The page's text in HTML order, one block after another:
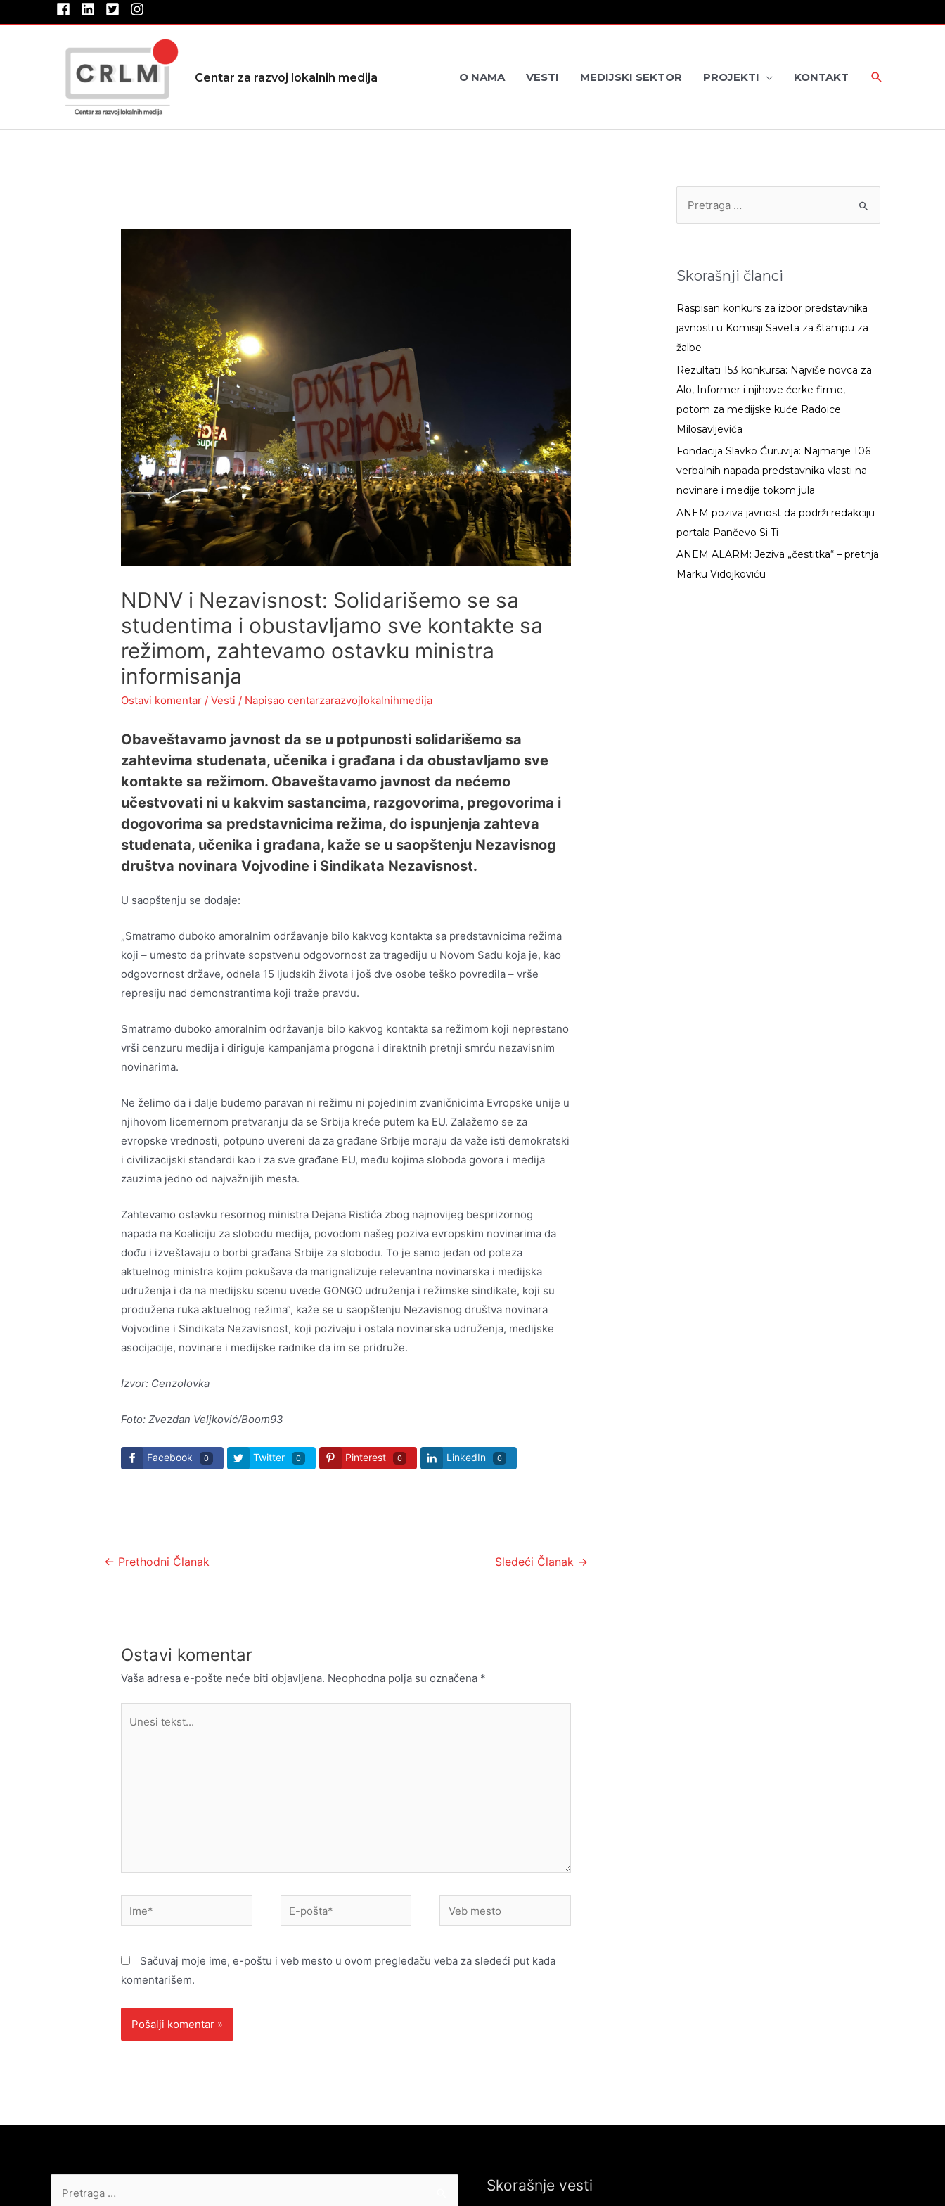
na
Centar za razvoj lokalnih medija O NAMA VESTI MEDIJSKI SEKTOR PROJEKTI KONTAKT
NDNV i Nezavisnost: Solidarišemo se sa
studentima i obustavljamo sve kontakte sa
režimom, zahtevamo ostavku ministra
informisanja
Ostavi komentar /Vesti / Napisao centarzarazvojlokalnihmedija
Obaveštavamo javnost da se u potpunosti solidarišemo sa
zahtevima studenata, učenika i građana i da obustavljamo sve
kontakte sa režimom. Obaveštavamo javnost da nećemo
učestvovati ni u kakvim sastancima, razgovorima, pregovorima i
dogovorima sa predstavnicima režima, do ispunjenja zahteva
studenata, učenika i građana, kaže se u saopštenju Nezavisnog
društva novinara Vojvodine i Sindikata Nezavisnost.
U saopštenju se dodaje:
„Smatramo duboko amoralnim održavanje bilo kakvog kontakta sa predstavnicima režima
koji – umesto da prihvate sopstvenu odgovornost za tragediju u Novom Sadu koja je, kao
odgovornost države, odnela 15 ljudskih života i još dve osobe teško povredila – vrše
represiju nad demonstrantima koji traže pravdu.
Smatramo duboko amoralnim održavanje bilo kakvog kontakta sa režimom koji neprestano
vrši cenzuru medija i diriguje kampanjama progona i direktnih pretnji smrću nezavisnim
novinarima.
Ne želimo da i dalje budemo paravan ni režimu ni pojedinim zvaničnicima Evropske unije u
njihovom licemernom pretvaranju da se Srbija kreće putem ka EU. Zalažemo se za
evropske vrednosti, potpuno uvereni da za građane Srbije moraju da važe isti demokratski
i civilizacijski standardi kao i za sve građane EU, među kojima sloboda govora i medija
zauzima jedno od najvažnijih mesta.
Zahtevamo ostavku resornog ministra Dejana Ristića zbog najnovijeg besprizornog
napada na Koaliciju za slobodu medija, povodom našeg poziva evropskim novinarima da
dođu i izveštavaju o borbi građana Srbije za slobodu. To je samo jedan od poteza
aktuelnog ministra kojim pokušava da marignalizuje relevantna novinarska i medijska
udruženja i da na medijsku scenu uvede GONGO udruženja i režimske sindikate, koji su
produžena ruka aktuelnog režima“, kaže se u saopštenju Nezavisnog društva novinara
Vojvodine i Sindikata Nezavisnost, koji pozivaju i ostala novinarska udruženja, medijske
asocijacije, novinare i medijske radnike da im se pridruže.
Izvor: Cenzolovka
Foto: Zvezdan Veljković/Boom93
Facebook 0 Twitter 0 Pinterest 0 LinkedIn 0
Kretanje
← Prethodni Članak Sledeći Članak →
Ostavi komentar
Vaša adresa e-pošte neće biti objavljena. Neophodna polja su označena *
Ime*
E-
pošta*
Veb
mesto
Sačuvaj moje ime, e-poštu i veb mesto u ovom pregledaču veba za sledeći put kada
komentarišem.
r
g
a
z
a
:
Skorašnji članci
Raspisan konkurs za izbor predstavnika
javnosti u Komisiji Saveta za štampu za
žalbe
Rezultati 153 konkursa: Najviše novca za
Alo, Informer i njihove ćerke firme,
potom za medijske kuće Radoice
Milosavljevića
Fondacija Slavko Ćuruvija: Najmanje 106
verbalnih napada predstavnika vlasti na
novinare i medije tokom jula
ANEM poziva javnost da podrži redakciju
portala Pančevo Si Ti
ANEM ALARM: Jeziva „čestitka“ – pretnja
Marku Vidojkoviću
Skorašnje vesti